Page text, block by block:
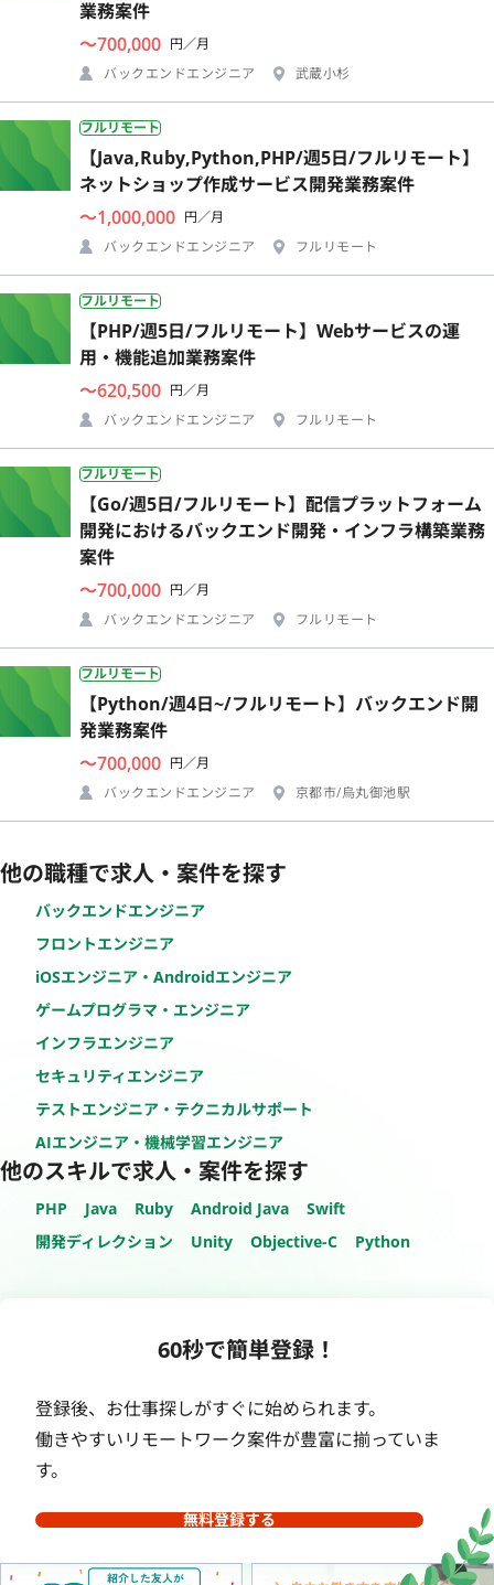
業務案件
〜700,000 円／月
バックエンドエンジニア
武蔵小杉
フルリモート
【Java,Ruby,Python,PHP/週5日/フルリモート】
ネットショップ作成サービス開発業務案件
〜1,000,000 円／月
バックエンドエンジニア
フルリモート
フルリモート
【PHP/週5日/フルリモート】Webサービスの運
用・機能追加業務案件
〜620,500 円／月
バックエンドエンジニア
フルリモート
フルリモート
【Go/週5日/フルリモート】配信プラットフォーム
開発におけるバックエンド開発・インフラ構築業務
案件
〜700,000 円／月
バックエンドエンジニア
フルリモート
フルリモート
【Python/週4日~/フルリモート】バックエンド開
発業務案件
〜700,000 円／月
バックエンドエンジニア
京都市/烏丸御池駅
他の職種で求人・案件を探す
バックエンドエンジニア
フロントエンジニア
iOSエンジニア・Androidエンジニア
ゲームプログラマ・エンジニア
インフラエンジニア
セキュリティエンジニア
テストエンジニア・テクニカルサポート
AIエンジニア・機械学習エンジニア
他のスキルで求人・案件を探す
PHP Java Ruby Android Java
Swift
開発ディレクション
Unity Objective-C Python
60秒で簡単登録！
登録後、お仕事探しがすぐに始められます。
働きやすいリモートワーク案件が豊富に揃っていま
す。
無料登録する